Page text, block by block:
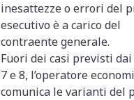
inesattezze o errori del
esecutivo è a carico del
contraente generale.
Fuori dei casi previsti dai
7 e 8, l’operatore
comunica le varianti del